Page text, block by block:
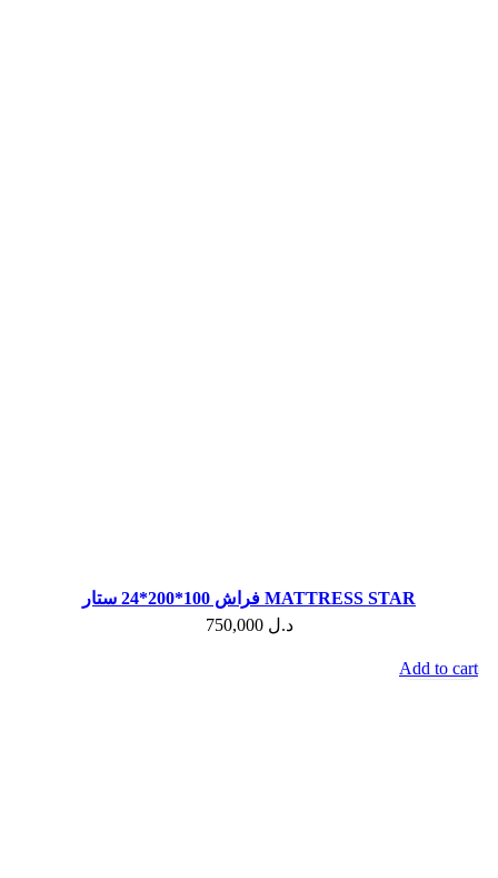
فراش 100*200*24 ستار MATTRESS STAR
د.ل 750,000
Add to cart